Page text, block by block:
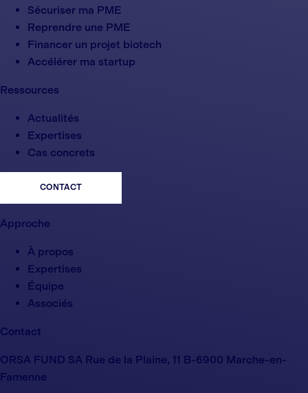
Sécuriser ma PME
Reprendre une PME
Financer un projet biotech
Accélérer ma startup
Ressources
Actualités
Expertises
Cas concrets
CONTACT
Approche
À propos
Expertises
Équipe
Associés
Contact
ORSA FUND SA Rue de la Plaine, 11 B-6900 Marche-en-
Famenne